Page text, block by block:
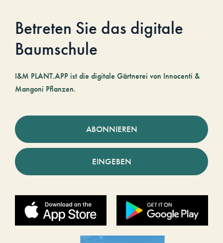
Betreten Sie das digitale
Baumschule
I&M PLANT.APP ist die digitale Gärtnerei von Innocenti &
Mangoni Pflanzen.
ABONNIEREN
EINGEBEN